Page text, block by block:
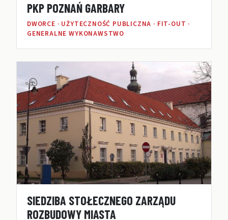
PKP POZNAŃ GARBARY
DWORCE · UŻYTECZNOŚĆ PUBLICZNA · FIT-OUT ·
GENERALNE WYKONAWSTWO
SIEDZIBA STOŁECZNEGO ZARZĄDU
ROZBUDOWY MIASTA